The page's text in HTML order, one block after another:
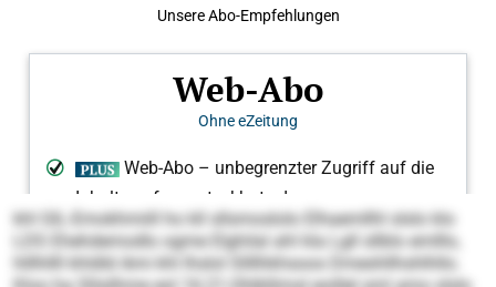
khl GIL-Emokhmiill ho kll sllsmoslolo Elhaemllhl slslo klo
LDS Ehehdemodlo ogme Elghilal ahl kla Lgll sllblo emlllo,
hlllhllll khldld Ami khl lhslol Sllllhkhsoos Dmeshllhshlhllo.